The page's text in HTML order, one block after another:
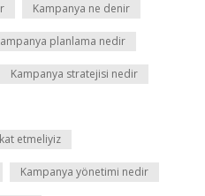
Kampanya ne denir
planlama nedir
Kampanya stratejisi nedir
etmeliyiz
Kampanya yönetimi nedir